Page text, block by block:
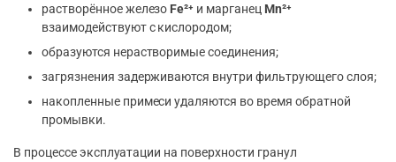
растворённое железо Fe²⁺ и марганец Mn²⁺
взаимодействуют с кислородом;
образуются нерастворимые соединения;
загрязнения задерживаются внутри фильтрующего слоя;
накопленные примеси удаляются во время обратной
промывки.
В процессе эксплуатации на поверхности гранул